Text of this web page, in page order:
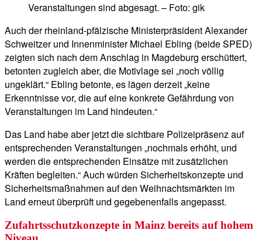
Veranstaltungen sind abgesagt. – Foto: gik
Auch der rheinland-pfälzische Ministerpräsident Alexander
Schweitzer und Innenminister Michael Ebling (beide SPED)
zeigten sich nach dem Anschlag in Magdeburg erschüttert,
betonten zugleich aber, die Motivlage sei „noch völlig
ungeklärt.“ Ebling betonte, es lägen derzeit „keine
Erkenntnisse vor, die auf eine konkrete Gefährdung von
Veranstaltungen im Land hindeuten.“
Das Land habe aber jetzt die sichtbare Polizeipräsenz auf
entsprechenden Veranstaltungen „nochmals erhöht, und
werden die entsprechenden Einsätze mit zusätzlichen
Kräften begleiten.“ Auch würden Sicherheitskonzepte und
Sicherheitsmaßnahmen auf den Weihnachtsmärkten im
Land erneut überprüft und gegebenenfalls angepasst.
Zufahrtsschutzkonzepte in Mainz bereits auf hohem